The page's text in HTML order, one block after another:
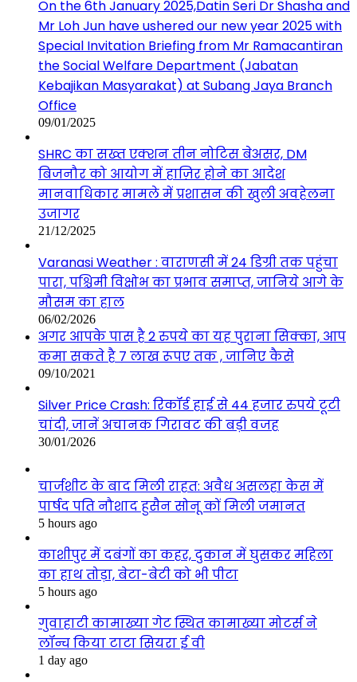
On the 6th January 2025,Datin Seri Dr Shasha and
Mr Loh Jun have ushered our new year 2025 with
Special Invitation Briefing from Mr Ramacantiran
the Social Welfare Department (Jabatan
Kebajikan Masyarakat) at Subang Jaya Branch
Office
09/01/2025
SHRC का सख्त एक्शन तीन नोटिस बेअसर, DM
बिजनौर को आयोग में हाज़िर होने का आदेश
मानवाधिकार मामले में प्रशासन की खुली अवहेलना
उजागर
21/12/2025
Varanasi Weather : वाराणसी में 24 डिग्री तक पहुंचा
पारा, पश्चिमी विक्षोभ का प्रभाव समाप्त, जानिये आगे के
मौसम का हाल
06/02/2026
अगर आपके पास है 2 रुपये का यह पुराना सिक्का, आप
कमा सकते है 7 लाख रूपए तक , जानिए कैसे
09/10/2021
Silver Price Crash: रिकॉर्ड हाई से 44 हजार रुपये टूटी
चांदी, जानें अचानक गिरावट की बड़ी वजह
30/01/2026
चार्जशीट के बाद मिली राहत: अवैध असलहा केस में
पार्षद पति नौशाद हुसैन सोनू कों मिली जमानत
5 hours ago
काशीपुर में दबंगों का कहर, दुकान में घुसकर महिला
का हाथ तोड़ा, बेटा-बेटी को भी पीटा
5 hours ago
गुवाहाटी कामाख्या गेट स्थित कामाख्या मोटर्स ने
लॉन्च किया टाटा सियरा ई वी
1 day ago